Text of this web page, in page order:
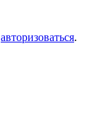
авторизоваться.